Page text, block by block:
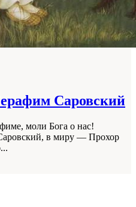
Саровский
моли Бога о нас!
в миру — Прохор